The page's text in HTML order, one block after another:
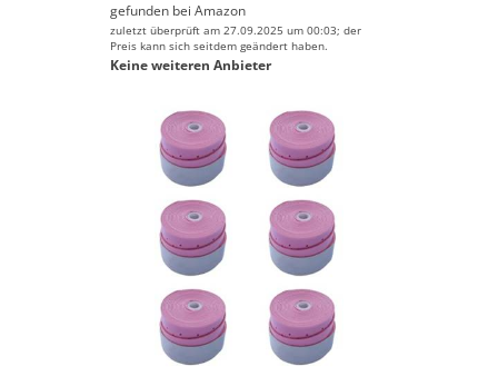
gefunden bei Amazon
zuletzt überprüft am 27.09.2025 um 00:03; der
Preis kann sich seitdem geändert haben.
Keine weiteren Anbieter